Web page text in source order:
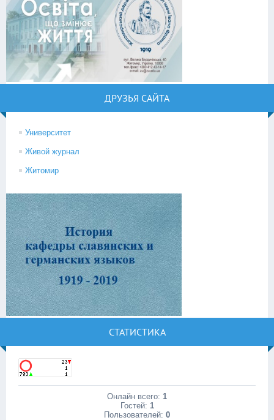
ДРУЗЬЯ САЙТА
Университет
Живой журнал
Житомир
СТАТИСТИКА
Онлайн всего: 1
Гостей: 1
Пользователей: 0